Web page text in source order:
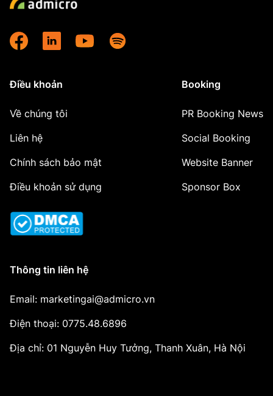
Điều khoản
Về chúng tôi
Liên hệ
Chính sách bảo mật
Điều khoản sử dụng
Booking
PR Booking News
Social Booking
Website Banner
Sponsor Box
Thông tin liên hệ
Email: marketingai@admicro.vn
Điện thoại: 0775.48.6896
Địa chỉ: 01 Nguyễn Huy Tưởng, Thanh Xuân, Hà Nội